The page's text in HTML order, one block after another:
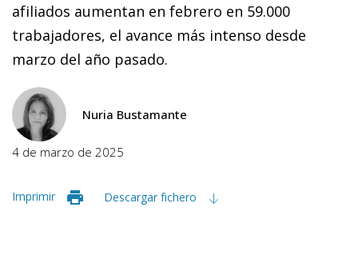
afiliados aumentan en febrero en 59.000
trabajadores, el avance más intenso desde
marzo del año pasado.
Nuria Bustamante
4 de marzo de 2025
Imprimir Descargar fichero